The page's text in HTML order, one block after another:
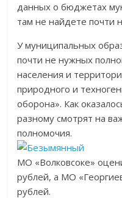
данных о бюджетах
там не найдете почти
У муниципальных
почти не нужных
населения и
природного и
оборона». Как
разному смотрят на
полномочия.
МО «Волковсоке»
рублей, а МО
рублей.